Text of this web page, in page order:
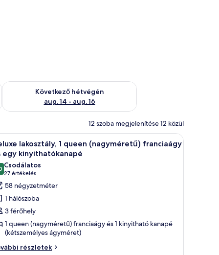
aug. 7 - aug. 9
Következő hétvégén
aug. 14 - aug. 16
A következő hétvégi rendelkezésre állás ellenőrzése: aug. 14 -
12 szoba megjelenítése 12 közül
nagy ágy, egy íróasztal, egy szék és egy síkképernyős televízió
Egy modern nappali, melyben egy kék
5
lakosztály, 1 queen (nagyméretű) franciaágy
egy kinyithatókanapé
ből 9,0
Csodálatos
27 értékelés
(27
értékelés)
58 négyzetméter
1 hálószoba
3 férőhely
1 queen (nagyméretű) franciaágy és 1 kinyitható kanapé
(kétszemélyes ágyméret)
részletek